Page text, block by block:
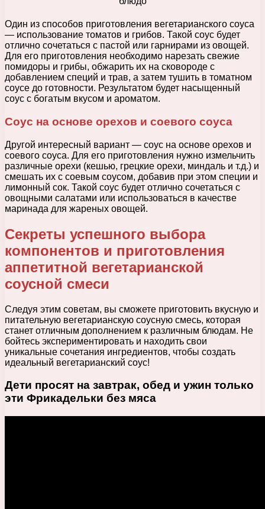
Один из способов приготовления вегетарианского соуса
— использование томатов и грибов. Такой соус будет
отлично сочетаться с пастой или гарнирами из овощей.
Для его приготовления необходимо нарезать свежие
помидоры и грибы, обжарить их на сковороде с
добавлением специй и трав, а затем тушить в томатном
соусе до готовности. Результатом будет насыщенный
соус с богатым вкусом и ароматом.
Соус на основе орехов и соевого соуса
Другой интересный вариант — соус на основе орехов и
соевого соуса. Для его приготовления нужно измельчить
различные орехи (кешью, грецкие орехи, миндаль и т.д.) и
смешать их с соевым соусом, добавив при этом специи и
лимонный сок. Такой соус будет отлично сочетаться с
овощными салатами или использоваться в качестве
маринада для жареных овощей.
Секреты успешного выбора
компонентов и приготовления
аппетитной вегетарианской
соусной смеси
Следуя этим советам, вы сможете приготовить вкусную и
питательную вегетарианскую соусную смесь, которая
станет отличным дополнением к различным блюдам. Не
бойтесь экспериментировать и находить свои
уникальные сочетания ингредиентов, чтобы создать
идеальный вегетарианский соус!
Дети просят на завтрак, обед и ужин только
эти Фрикадельки без мяса